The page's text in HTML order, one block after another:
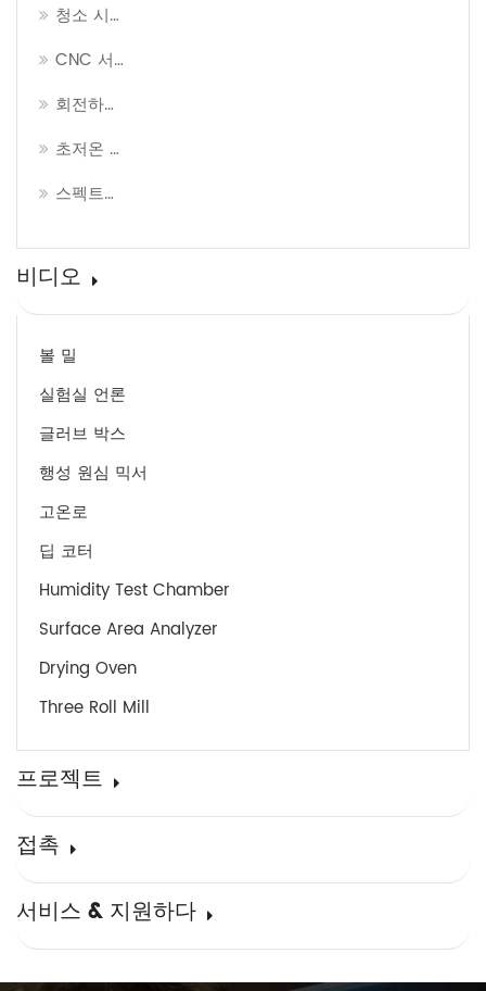
청소 시스템
CNC 서보 프레스
회전하는 증발기
초저온 냉동고
스펙트럼 장비
비디오
볼 밀
실험실 언론
글러브 박스
행성 원심 믹서
고온로
딥 코터
Humidity Test Chamber
Surface Area Analyzer
Drying Oven
Three Roll Mill
프로젝트
접촉
서비스 & 지원하다